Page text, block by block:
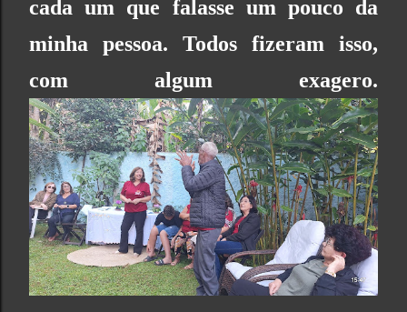
cada um que falasse um pouco da
minha pessoa. Todos fizeram isso,
com algum exagero.